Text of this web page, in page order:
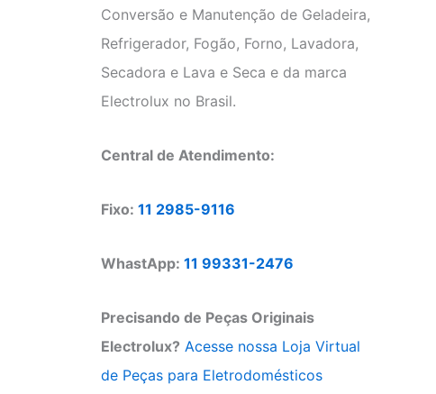
Conversão e Manutenção de Geladeira,
Refrigerador, Fogão, Forno, Lavadora,
Secadora e Lava e Seca e da marca
Electrolux no Brasil.
Central de Atendimento:
Fixo: 11 2985-9116
WhastApp: 11 99331-2476
Precisando de Peças Originais
Electrolux? Acesse nossa Loja Virtual
de Peças para Eletrodomésticos